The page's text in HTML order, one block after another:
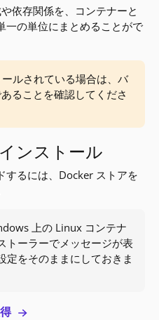
依存関係を、コンテナーと
一の単位にまとめることがで
ルされている場合は、バ
ることを確認してくださ
ンストール
するには、Docker ストアを
上の Linux コンテナ
トーラーでメッセージが表
定をそのままにしておきま